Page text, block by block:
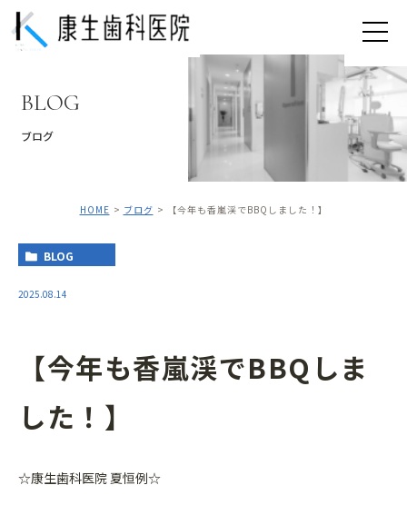
BLOG
ブログ
HOME ブログ 【今年も香嵐渓でBBQしました！】
BLOG
2025.08.14
【今年も香嵐渓でBBQしま
した！】
☆康生歯科医院 夏恒例☆